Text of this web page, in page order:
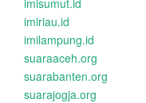
imisumut.id
imiriau.id
imilampung.id
suaraaceh.org
suarabanten.org
suarajogja.org